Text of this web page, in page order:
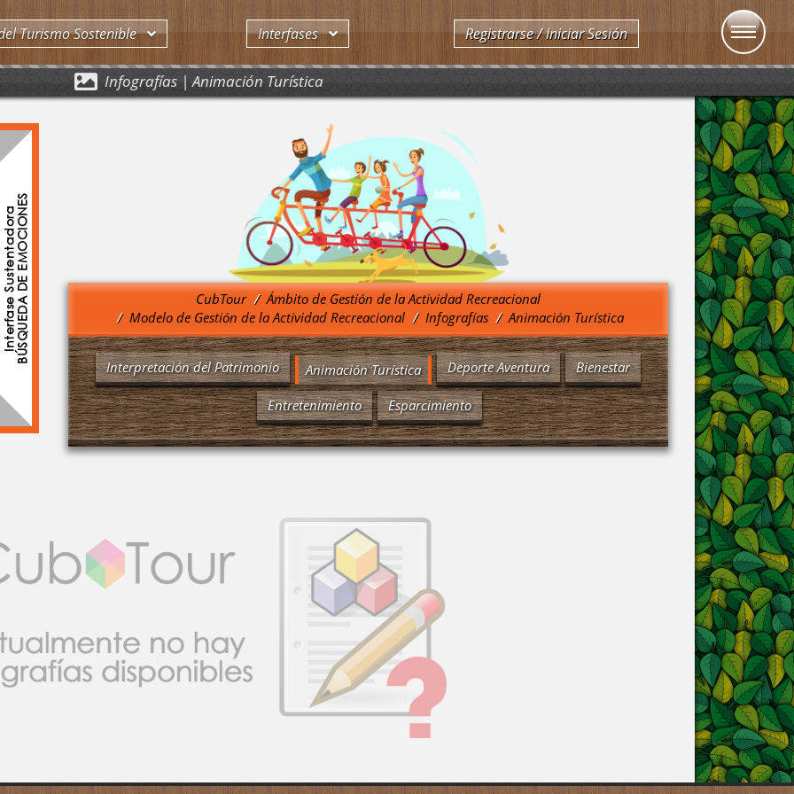
Turismo Sostenible Interfases Registrarse / Iniciar Sesión
Infografías | Animación Turística
Interfase SustentadoraBÚSQUEDA DE EMOCIONES CubTour
Ámbito de Gestión de la Actividad Recreacional
Modelo de Gestión de la Actividad Recreacional
Infografías Animación Turística
Interpretación del Patrimonio Animación Turística Deporte Aventura Bienestar
Entretenimiento Esparcimiento